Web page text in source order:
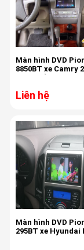
Màn hình DVD
8850BT xe Camry
Liên hệ
Màn hình DVD
295BT xe Hyundai